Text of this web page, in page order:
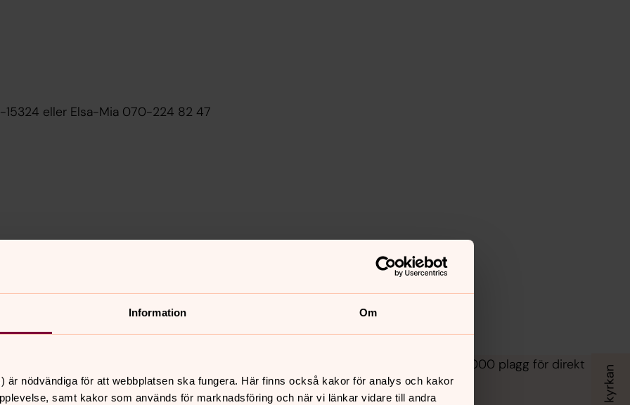
Information Om
är nödvändiga för att webbplatsen ska fungera. Här finns också kakor för analys och kakor
samt kakor som används för marknadsföring och när vi länkar vidare till andra
eller Elsa-Mia 070-224 82 47
som kommer till kunden. I våra skåpbilar har vi en komplett butik med över 1.000 plagg för direkt
klädställningar i er lokal och det blir en butik med över 20 löpmeter kläder.